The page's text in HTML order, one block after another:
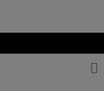
